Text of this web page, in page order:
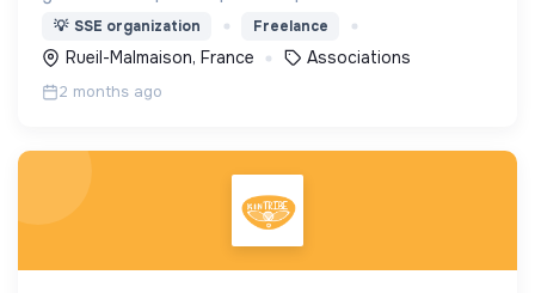
situation de handicap - Faire évoluer la
représentation du handicap et rendre la société
plus inclusive
💡 SSE organization Freelance
Rueil-Malmaison, France Associations
2 months ago